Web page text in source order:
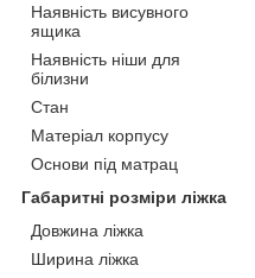
Наявність висувного
ящика
Наявність ніши для
білизни
Стан
Матеріал корпусу
Основи під матрац
Габаритні розміри ліжка
Довжина ліжка
Ширина ліжка